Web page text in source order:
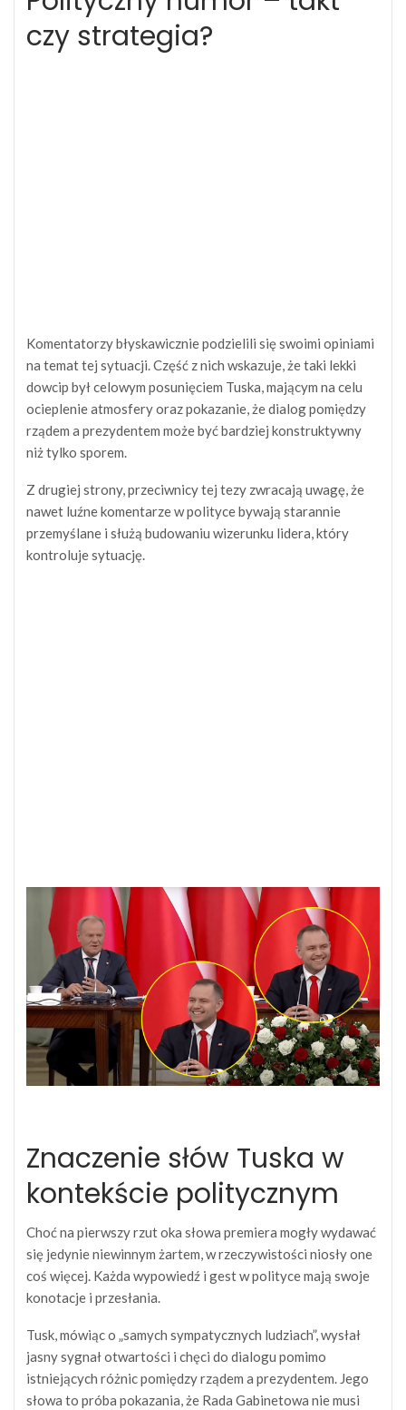
czy strategia?
Komentatorzy błyskawicznie podzielili się swoimi opiniami
na temat tej sytuacji. Część z nich wskazuje, że taki lekki
dowcip był celowym posunięciem Tuska, mającym na celu
ocieplenie atmosfery oraz pokazanie, że dialog pomiędzy
rządem a prezydentem może być bardziej konstruktywny
niż tylko sporem.
Z drugiej strony, przeciwnicy tej tezy zwracają uwagę, że
nawet luźne komentarze w polityce bywają starannie
przemyślane i służą budowaniu wizerunku lidera, który
kontroluje sytuację.
Znaczenie słów Tuska w
kontekście politycznym
Choć na pierwszy rzut oka słowa premiera mogły wydawać
się jedynie niewinnym żartem, w rzeczywistości niosły one
coś więcej. Każda wypowiedź i gest w polityce mają swoje
konotacje i przesłania.
Tusk, mówiąc o „samych sympatycznych ludziach”, wysłał
jasny sygnał otwartości i chęci do dialogu pomimo
istniejących różnic pomiędzy rządem a prezydentem. Jego
słowa to próba pokazania, że Rada Gabinetowa nie musi